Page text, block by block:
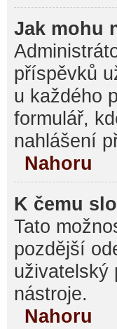
Jak mohu
příspěvků
u každého
formulář,
nahlášení
Nahoru
K čemu
Tato
pozdější
uživatelský
nástroje.
Nahoru